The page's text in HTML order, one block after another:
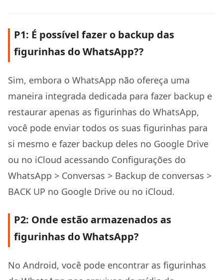
P1: É possível fazer o backup das
figurinhas do WhatsApp??
Sim, embora o WhatsApp não ofereça uma
maneira integrada dedicada para fazer backup e
restaurar apenas as figurinhas do WhatsApp,
você pode enviar todos os suas figurinhas para
si mesmo e fazer backup deles no Google Drive
ou no iCloud acessando Configurações do
WhatsApp > Conversas > Backup de conversas >
BACK UP no Google Drive ou no iCloud.
P2: Onde estão armazenados as
figurinhas do WhatsApp?
No Android, você pode encontrar as figurinhas